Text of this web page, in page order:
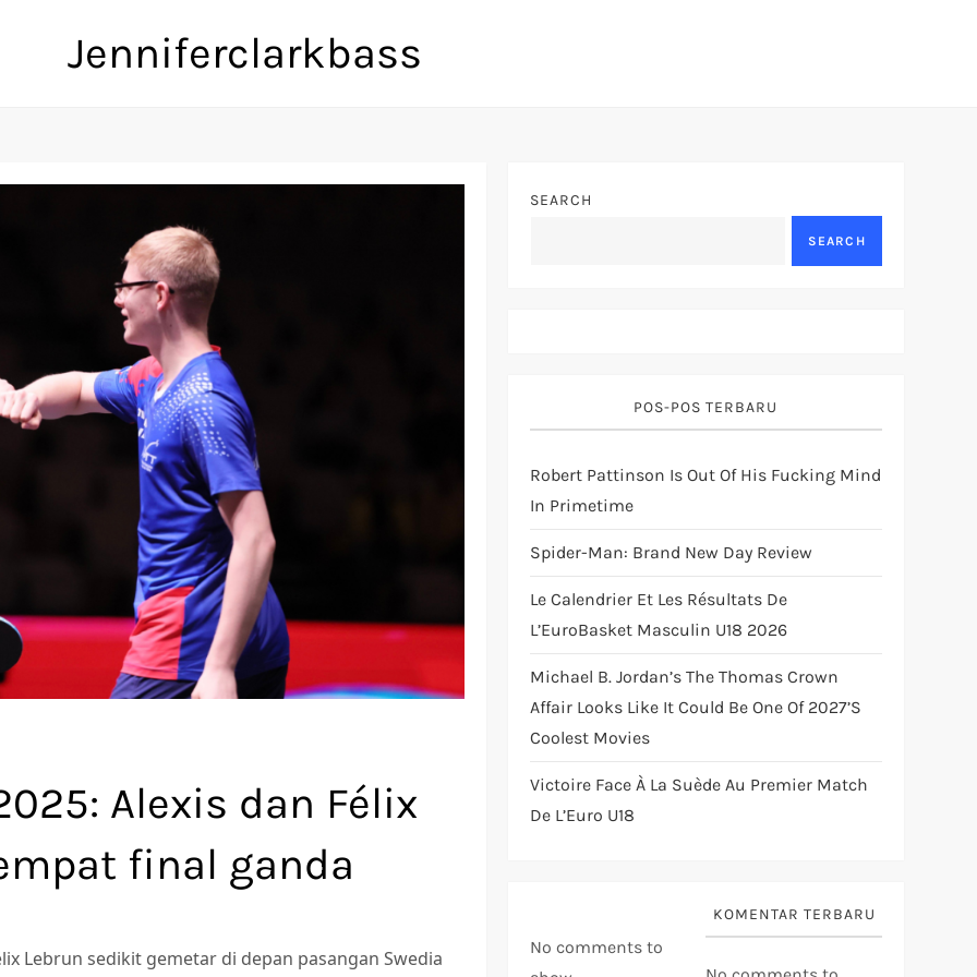
Jenniferclarkbass
Alexis dan Félix
final ganda
Lebrun sedikit gemetar di depan pasangan Swedia
SEARCH
SEARCH
POS-POS TERBARU
Robert Pattinson Is Out Of His Fucking Mind
In Primetime
Spider-Man: Brand New Day Review
Le Calendrier Et Les Résultats De
L’EuroBasket Masculin U18 2026
Michael B. Jordan’s The Thomas Crown
Affair Looks Like It Could Be One Of 2027’s
Coolest Movies
Victoire Face À La Suède Au Premier Match
De L’Euro U18
No comments to
KOMENTAR TERBARU